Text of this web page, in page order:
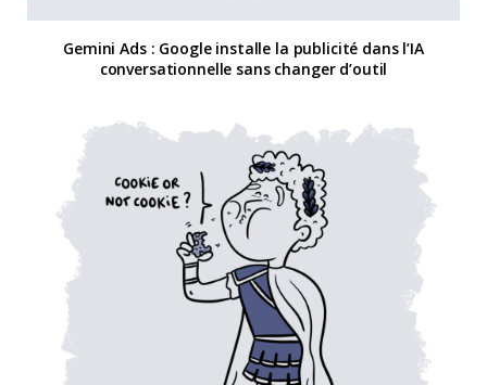
Gemini Ads : Google installe la publicité dans l’IA
conversationnelle sans changer d’outil